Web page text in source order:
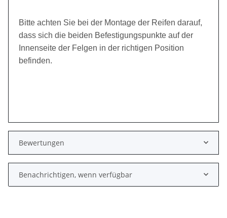
Bitte achten Sie bei der Montage der Reifen darauf,
dass sich die beiden Befestigungspunkte auf der
Innenseite der Felgen in der richtigen Position
befinden.
Bewertungen
Benachrichtigen, wenn verfügbar